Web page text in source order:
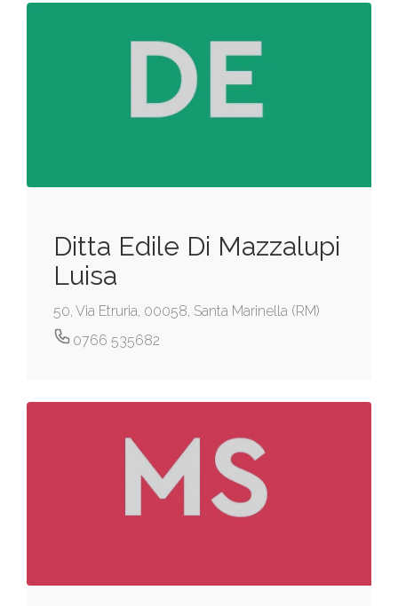
Ditta Edile Di Mazzalupi
Luisa
50, Via Etruria, 00058, Santa Marinella (RM)
0766 535682